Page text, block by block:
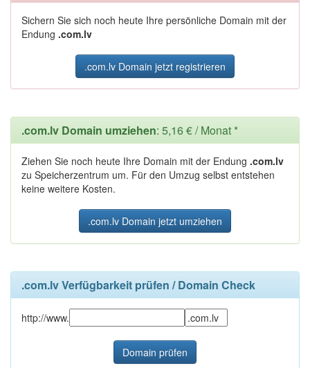
Sichern Sie sich noch heute Ihre persönliche Domain mit der
Endung .com.lv
.com.lv Domain jetzt registrieren
.com.lv Domain umziehen: 5,16 € / Monat *
Ziehen Sie noch heute Ihre Domain mit der Endung .com.lv
zu Speicherzentrum um. Für den Umzug selbst entstehen
keine weitere Kosten.
.com.lv Domain jetzt umziehen
.com.lv Verfügbarkeit prüfen / Domain Check
http://www.